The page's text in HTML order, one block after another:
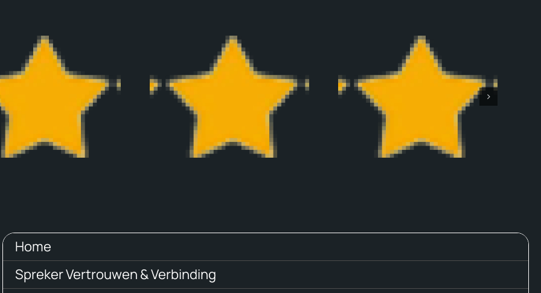
Wiebe van
Steenis
Marina van
Helvoort
Home
Spreker Vertrouwen & Verbinding